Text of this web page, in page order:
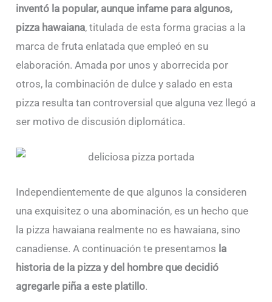
inventó la popular, aunque infame para algunos,
pizza hawaiana, titulada de esta forma gracias a la
marca de fruta enlatada que empleó en su
elaboración. Amada por unos y aborrecida por
otros, la combinación de dulce y salado en esta
pizza resulta tan controversial que alguna vez llegó a
ser motivo de discusión diplomática.
Independientemente de que algunos la consideren
una exquisitez o una abominación, es un hecho que
la pizza hawaiana realmente no es hawaiana, sino
canadiense. A continuación te presentamos la
historia de la pizza y del hombre que decidió
agregarle piña a este platillo.